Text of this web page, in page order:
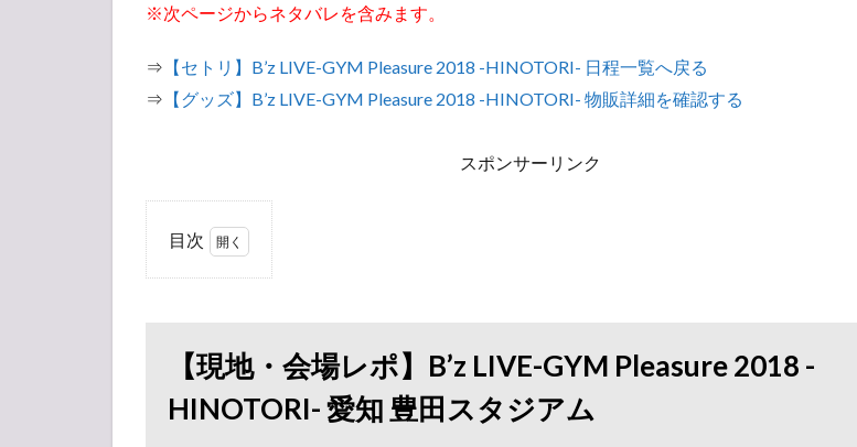
※次ページからネタバレを含みます。
⇒ 【セトリ】B’z LIVE-GYM Pleasure 2018 -HINOTORI- 日程一覧へ戻る
⇒ 【グッズ】B’z LIVE-GYM Pleasure 2018 -HINOTORI- 物販詳細を確認する
スポンサーリンク
目次
Pleasure
HINOTORI-
【現地・会場レポ】B’z LIVE-GYM Pleasure 2018 -
HINOTORI- 愛知 豊田スタジアム